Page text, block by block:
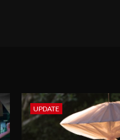
UPDATE